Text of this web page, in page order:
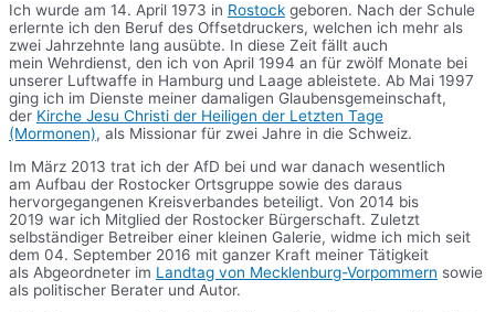
Ich wurde am 14. April 1973 in Rostock geboren. Nach der Schule
erlernte ich den Beruf des Offsetdruckers, welchen ich mehr als
zwei Jahrzehnte lang ausübte. In diese Zeit fällt auch
mein Wehrdienst, den ich von April 1994 an für zwölf Monate bei
unserer Luftwaffe in Hamburg und Laage ableistete. Ab Mai 1997
ging ich im Dienste meiner damaligen Glaubensgemeinschaft,
der Kirche Jesu Christi der Heiligen der Letzten Tage
(Mormonen), als Missionar für zwei Jahre in die Schweiz.
Im März 2013 trat ich der AfD bei und war danach wesentlich
am Aufbau der Rostocker Ortsgruppe sowie des daraus
hervorgegangenen Kreisverbandes beteiligt. Von 2014 bis
2019 war ich Mitglied der Rostocker Bürgerschaft. Zuletzt
selbständiger Betreiber einer kleinen Galerie, widme ich mich seit
dem 04. September 2016 mit ganzer Kraft meiner Tätigkeit
als Abgeordneter im Landtag von Mecklenburg-Vorpommern sowie
als politischer Berater und Autor.